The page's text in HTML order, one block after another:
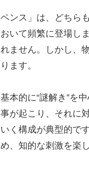
ペンス」は、どち
いて頻繁に登場し
ません。しかし、
ます。
本的に“謎解き”を
が起こり、それに
く構成が典型的で
、知的な刺激を楽